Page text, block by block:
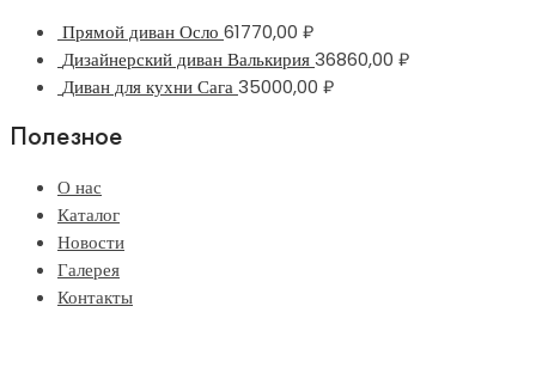
Прямой диван Осло 61770,00 ₽
Дизайнерский диван Валькирия36860,00 ₽
Диван для кухни Сага35000,00 ₽
Полезное
О нас
Каталог
Новости
Галерея
Контакты